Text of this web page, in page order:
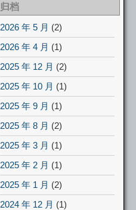
归档
2026 年 5 月 (2)
2026 年 4 月 (1)
2025 年 12 月 (2)
2025 年 10 月 (1)
2025 年 9 月 (1)
2025 年 8 月 (2)
2025 年 3 月 (1)
2025 年 2 月 (1)
2025 年 1 月 (2)
2024 年 12 月 (1)